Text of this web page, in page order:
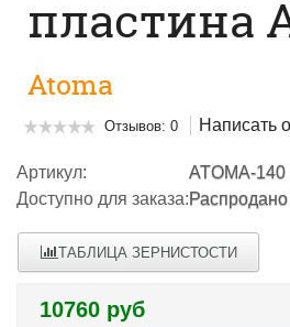
пластина
Atoma
Отзывов: 0 Написать
Артикул:
ATOMA-140
Доступно для заказа: Распродано
ТАБЛИЦА ЗЕРНИСТОСТИ
10760 руб